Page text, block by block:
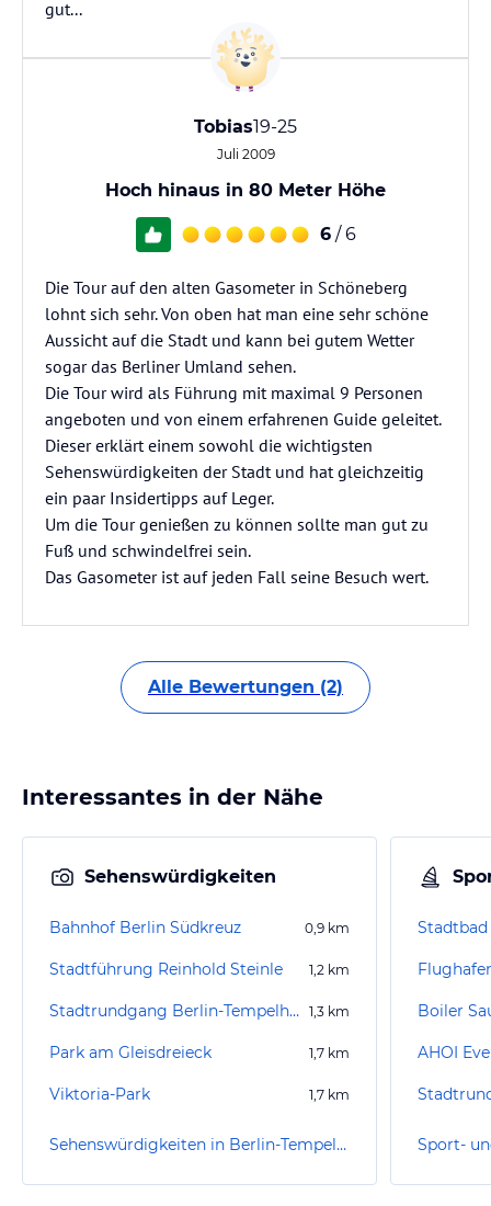
gut...
Tobias19-25
Juli 2009
Hoch hinaus in 80 Meter Höhe
6 / 6
Die Tour auf den alten Gasometer in Schöneberg
lohnt sich sehr. Von oben hat man eine sehr schöne
Aussicht auf die Stadt und kann bei gutem Wetter
sogar das Berliner Umland sehen.
Die Tour wird als Führung mit maximal 9 Personen
angeboten und von einem erfahrenen Guide geleitet.
Dieser erklärt einem sowohl die wichtigsten
Sehenswürdigkeiten der Stadt und hat gleichzeitig
ein paar Insidertipps auf Leger.
Um die Tour genießen zu können sollte man gut zu
Fuß und schwindelfrei sein.
Das Gasometer ist auf jeden Fall seine Besuch wert.
Alle Bewertungen (2)
Interessantes in der Nähe
Sehenswürdigkeiten
Bahnhof Berlin Südkreuz 0,9 km
Stadtführung Reinhold Steinle 1,2 km
Stadtrundgang Berlin-Tempelhof-Schöneberg 1,3 km
Park am Gleisdreieck 1,7 km
Viktoria-Park 1,7 km
Sehenswürdigkeiten in Berlin-Tempelhof-Schöneberg
Boiler
AHOI